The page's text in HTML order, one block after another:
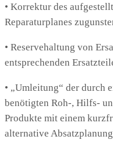
• Korrektur des
Reparaturplanes
• Reservehaltung von
entsprechenden
• „Umleitung“ der durch
benötigten Roh-, Hilfs-
Produkte mit einem
alternative